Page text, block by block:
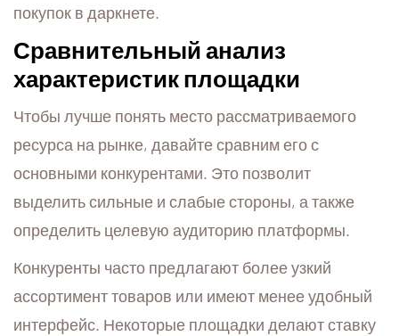
покупок в даркнете.
Сравнительный анализ
характеристик площадки
Чтобы лучше понять место рассматриваемого
ресурса на рынке, давайте сравним его с
основными конкурентами. Это позволит
выделить сильные и слабые стороны, а также
определить целевую аудиторию платформы.
Конкуренты часто предлагают более узкий
ассортимент товаров или имеют менее удобный
интерфейс. Некоторые площадки делают ставку